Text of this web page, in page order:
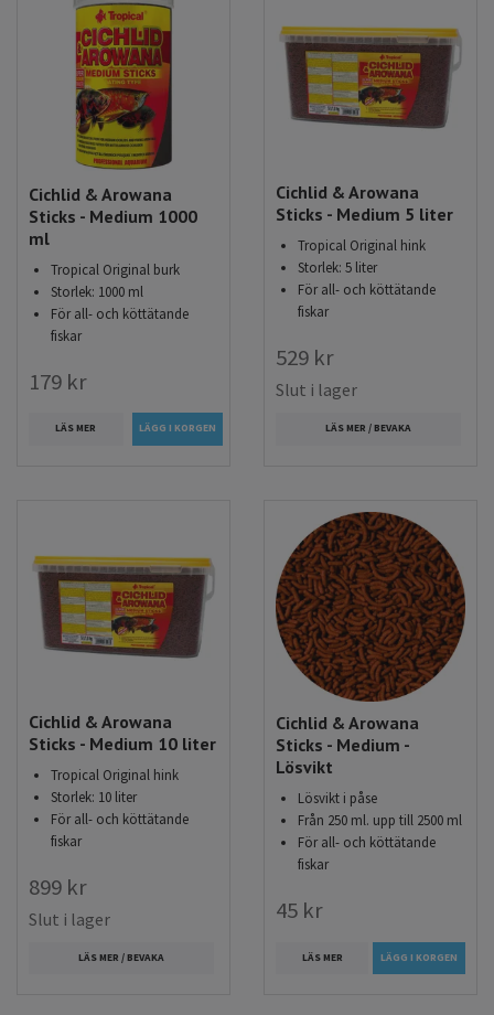
Cichlid & Arowana
Sticks - Medium 1000
ml
Tropical Original burk
Storlek: 1000 ml
För all- och köttätande
fiskar
179 kr
LÄS MER
Cichlid & Arowana
Sticks - Medium 5 liter
Tropical Original hink
Storlek: 5 liter
För all- och köttätande
fiskar
529 kr
Slut i lager
LÄS MER / BEVAKA
Cichlid & Arowana
Sticks - Medium 10 liter
Tropical Original hink
Storlek: 10 liter
För all- och köttätande
fiskar
899 kr
Slut i lager
LÄS MER / BEVAKA
Cichlid & Arowana
Sticks - Medium -
Lösvikt
Lösvikt i påse
Från 250 ml. upp till 2500 ml
För all- och köttätande
fiskar
45 kr
LÄS MER LÄGG I KORGEN